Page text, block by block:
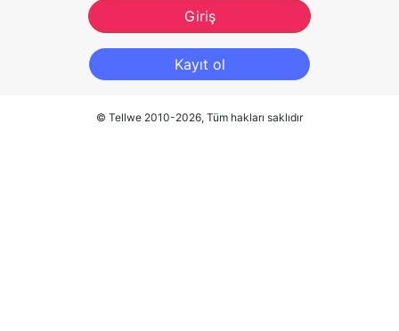
Giriş
Kayıt ol
© Tellwe 2010-2026, Tüm hakları saklıdır